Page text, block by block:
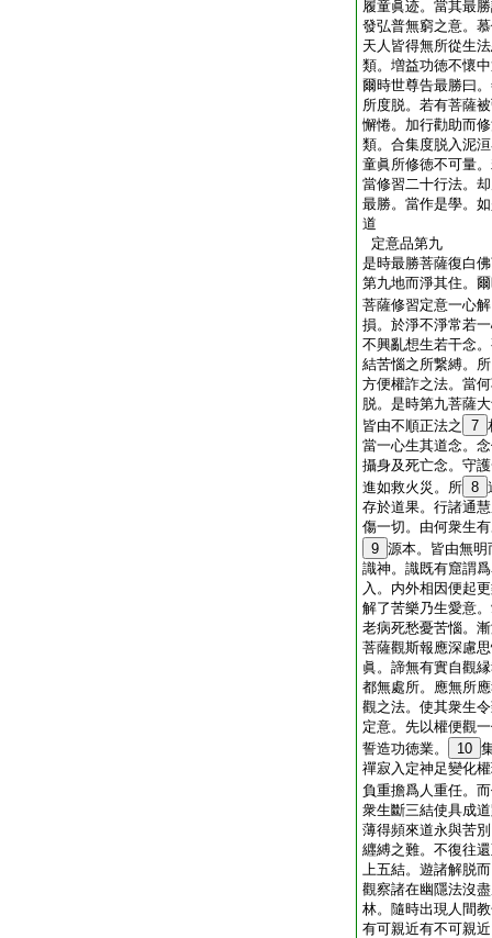
履童眞迹。當其最
發弘普無窮之意。
天人皆得無所從生
類。増益功徳不懷
爾時世尊告最勝曰
所度脱。若有菩薩
懈惓。加行勸助而
類。合集度脱入泥
童眞所修徳不可量
當修習二十行法。
最勝。當作是學。
道
定意品第九
是時最勝菩薩復白
第九地而淨其住。
菩薩修習定意一心
損。於淨不淨常若
不興亂想生若干念
結苦惱之所繋縛。
方便權詐之法。當
脱。是時第九菩薩
皆由不順正法之
7
當一心生其道念。
攝身及死亡念。守
進如救火災。所 8
存於道果。行諸通
傷一切。由何衆生
9 源本。皆由無
識神。識既有窟謂
入。内外相因便起
解了苦樂乃生愛意
老病死愁憂苦惱。
菩薩觀斯報應深慮
眞。諦無有實自觀
都無處所。應無所
觀之法。使其衆生
定意。先以權便觀
誓造功徳業。
10
禪寂入定神足變化
負重擔爲人重任。
衆生斷三結使具成
薄得頻來道永與苦
纒縛之難。不復往
上五結。遊諸解脱
觀察諸在幽隱法沒
林。隨時出現人間
有可親近有不可親